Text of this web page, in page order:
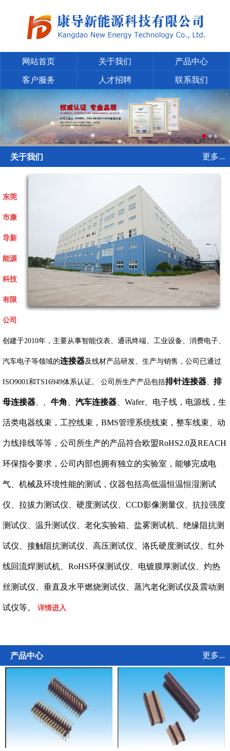
网站首页 关于我们 产品中心
客户服务 人才招聘 联系我们
关于我们 更多...
东莞
市康
导新
能源
科技
有限
公司
创建于2010年，主要从事智能仪表、通讯终端、工业设备、消费电子、
汽车电子等领域的连接器及线材产品研发、生产与销售，公司已通过
ISO9001和TS16949体系认证。 公司所生产产品包括排针连接器 排
母连接器 牛角 汽车连接器 、Wafer、电子线，电源线，生
活类电器线束，工控线束，BMS管理系统线束，整车线束、动
力线排线等等，公司所生产的产品符合欧盟RoHS2.0及REACH
环保指令要求，公司内部也拥有独立的实验室，能够完成电
气、机械及环境性能的测试，仪器包括高低温恒温恒湿测试
仪、拉拔力测试仪、硬度测试仪、CCD影像测量仪、抗拉强度
测试仪、温升测试仪、老化实验箱、盐雾测试机、绝缘阻抗测
试仪、接触阻抗测试仪、高压测试仪、洛氏硬度测试仪、红外
线回流焊测试机、RoHS环保测试仪、电镀膜厚测试仪、灼热
丝测试仪、垂直及水平燃烧测试仪、蒸汽老化测试仪及震动测
试仪等。 详情进入
产品中心 更多...